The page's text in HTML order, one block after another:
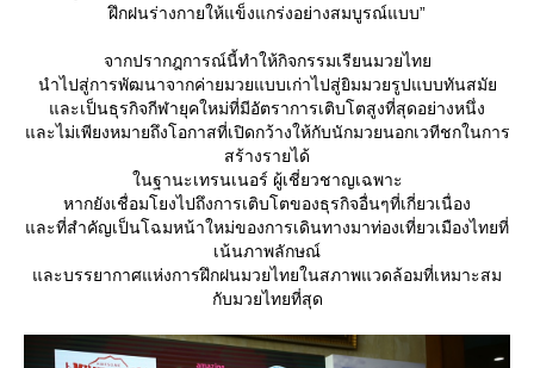
ฝึกฝนร่างกายให้แข็งแกร่งอย่างสมบูรณ์แบบ”
จากปรากฎการณ์นี้ทำให้กิจกรรมเรียนมวยไท
นำไปสู่การพัฒนาจากค่ายมวยแบบเก่าไปสู่ยิมมวยรูปแบบทันสมั
ละเป็นธุรกิจกีฬายุคใหม่ที่มีอัตราการเติบโตสูงที่สุดอย่างหนึ่ง
ละไม่เพียงหมายถึงโอกาสที่เปิดกว้างให้กับนักมวยนอกเวทีชกในการ
สร้างรายได้
นฐานะเทรนเนอร์ ผู้เชี่ยวชาญเฉพาะ
หากยังเชื่อมโยงไปถึงการเติบโตของธุรกิจอื่นๆที่เกี่ยวเนื่อง
ละที่สำคัญเป็นโฉมหน้าใหม่ของการเดินทางมาท่องเที่ยวเมืองไทยที่
เน้นภาพลักษณ์
ละบรรยากาศแห่งการฝึกฝนมวยไทยในสภาพแวดล้อมที่เหมาะสม
กับมวยไทยที่สุด